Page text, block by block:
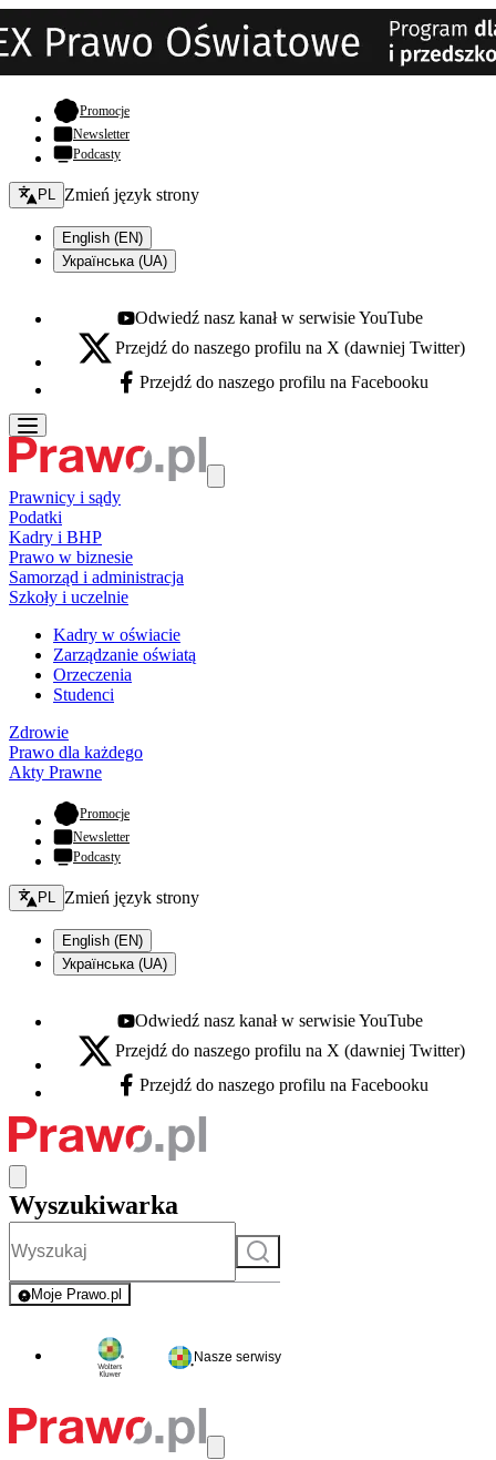
Promocje- otwiera się w nowej karcie
Newsletter
Podcasty
Zmień język - bieżący:
PL Zmień język strony
English (EN)
Українська (UA)
Youtube - otwiera się w nowej karcie
Odwiedź nasz kanał w serwisie YouTube
X - otwiera się w nowej karcie
Przejdź do naszego profilu na X (dawniej Twitter)
Facebook - otwiera się w nowej karcie
Przejdź do naszego profilu na Facebooku
Prawnicy i sądy
Podatki
Kadry i BHP
Prawo w biznesie
Samorząd i administracja
Szkoły i uczelnie
Kadry w oświacie
Zarządzanie oświatą
Orzeczenia
Studenci
Zdrowie
Prawo dla każdego
Akty Prawne
Promocje- otwiera się w nowej karcie
Newsletter
Podcasty
Zmień język - bieżący:
PL Zmień język strony
English (EN)
Українська (UA)
Youtube - otwiera się w nowej karcie
Odwiedź nasz kanał w serwisie YouTube
X - otwiera się w nowej karcie
Przejdź do naszego profilu na X (dawniej Twitter)
Facebook - otwiera się w nowej karcie
Przejdź do naszego profilu na Facebooku
Wyszukiwarka
Szukaj
Moje Prawo.pl
- rejestracja i logowanie do serwisu
Nasze serwisy